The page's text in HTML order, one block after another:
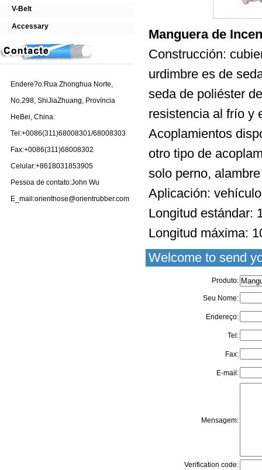
V-Belt
Accessary
Endere?o:Rua Zhonghua Norte,
No.298, ShiJiaZhuang, Província
HeBei, China.
Tel:+0086(311)68008301/68008303
Fax:+0086(311)68008302
Celular:+8618031853905
Pessoa de contato:John Wu
E_mail:orienthose@orientrubber.com
Manguera de
Construcción:
urdimbre es de
seda de poliéster
resistencia al frío y
Acoplamientos
otro tipo de
solo perno,
Aplicación:
Longitud estándar:
Longitud máxima:
Welcome to send
Produto:
Seu Nome:
Endereço:
Tel:
Fax:
E-mail:
Mensagem:
Verification code: